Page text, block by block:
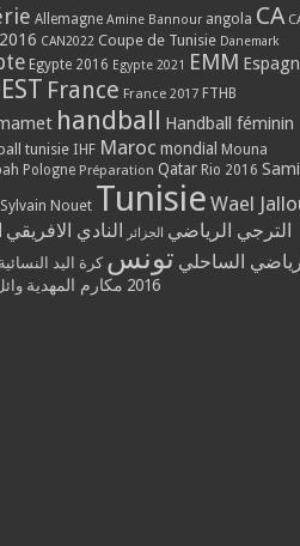
Allemagne Amine Bannour angola CA
CAN2022 Coupe de Tunisie Danemark
Egypte 2016 Egypte 2021 EMM
EST France France 2017 FTHB
handball Handball féminin
tunisie IHF Maroc mondial
Mouna
Pologne Préparation Qatar Rio 2016 Sami
Sylvain Nouet Tunisie Wael
الترجي الرياضي الجزائر النادي الافريقي
الساحلي تونس كرة اليد النسائية
2016 مكارم المهدية